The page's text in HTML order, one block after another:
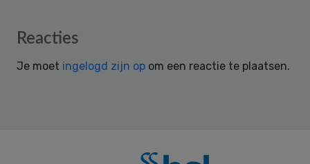
Reader
Reacties
Je moet ingelogd zijn op om een reactie te plaatsen.